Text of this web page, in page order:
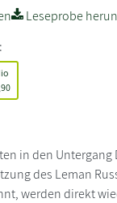
Leseprobe
in den
des Leman
werden direkt